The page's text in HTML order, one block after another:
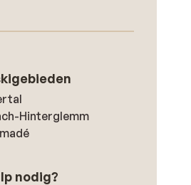
Hinterglemm
nodig?